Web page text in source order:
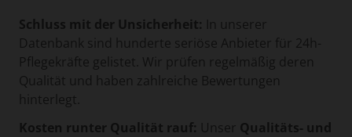
Schluss mit der Unsicherheit: In unserer
Datenbank sind hunderte seriöse Anbieter für 24h-
Pflegekräfte gelistet. Wir prüfen regelmäßig deren
Qualität und haben zahlreiche Bewertungen
hinterlegt.
Kosten runter Qualität rauf: Unser Qualitäts- und